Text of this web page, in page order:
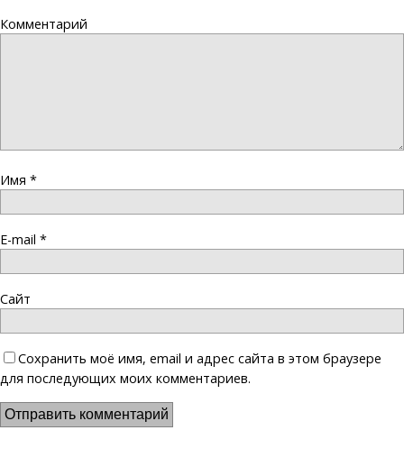
Комментарий
Имя *
E-mail *
Сайт
Сохранить моё имя, email и адрес сайта в этом браузере
для последующих моих комментариев.